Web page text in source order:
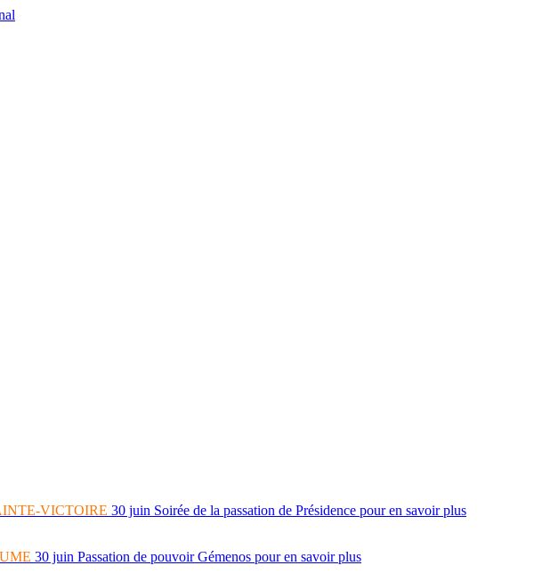
VICTOIRE 30 juin Soirée de la passation de Présidence pour en savoir plus
30 juin Passation de pouvoir Gémenos pour en savoir plus